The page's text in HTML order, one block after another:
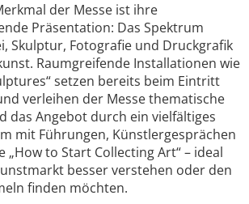
der Messe ist ihre
Präsentation: Das Spektrum
Skulptur, Fotografie und Druckgrafik
Raumgreifende Installationen wie
setzen bereits beim Eintritt
verleihen der Messe thematische
das Angebot durch ein vielfältiges
mit Führungen, Künstlergesprächen
„How to Start Collecting Art“ – ideal
besser verstehen oder den
finden möchten.